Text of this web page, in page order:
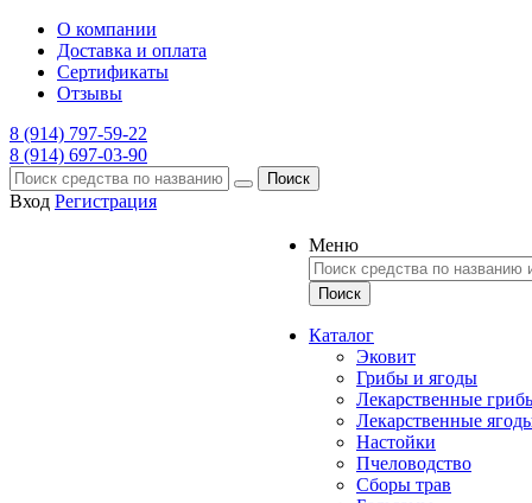
О компании
Доставка и оплата
Сертификаты
Отзывы
8 (914) 797-59-22
8 (914) 697-03-90
Поиск
Вход Регистрация
Меню
Каталог
Эковит
Грибы и ягоды
Лекарственные
Лекарственные
Настойки
Пчеловодство
Сборы трав